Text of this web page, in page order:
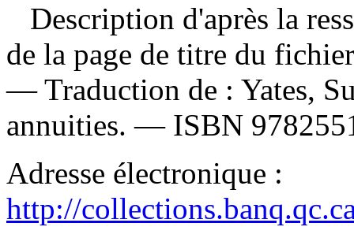
Description d'après la
de la page de titre du
—Traduction de : Yates,
annuities. — ISBN
Adresse électronique :
http://